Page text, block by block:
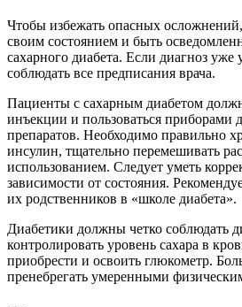
Чтобы избежать опасных
своим состоянием и быть
сахарного диабета. Если диагноз уже
соблюдать все предписания врача.
Пациенты с сахарным диабетом
инъекции и пользоваться приборами
препаратов. Необходимо правильно
инсулин, тщательно перемешивать
использованием. Следует уметь
зависимости от состояния.
их родственников в «школе диабета».
Диабетики должны четко соблюдать
контролировать уровень сахара в
приобрести и освоить глюкометр.
пренебрегать умеренными